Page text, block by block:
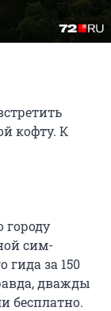
кофту. К
городу
сим-
гида за 150
дважды
бесплатно.